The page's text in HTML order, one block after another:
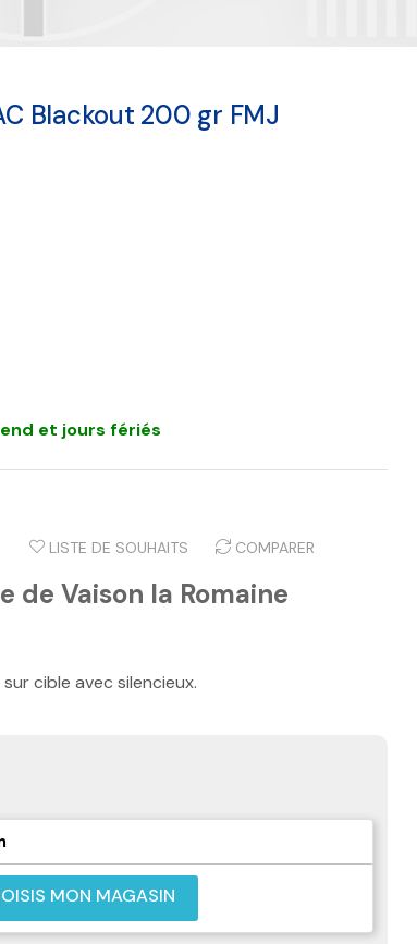
Blackout 200 gr FMJ
et jours fériés
LISTE DE SOUHAITS COMPARER
de Vaison la Romaine
cible avec silencieux.
MON MAGASIN